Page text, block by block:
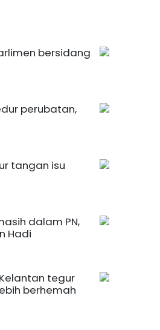
bersidang
perubatan,
tangan isu
dalam PN,
Hadi
tegur
berhemah